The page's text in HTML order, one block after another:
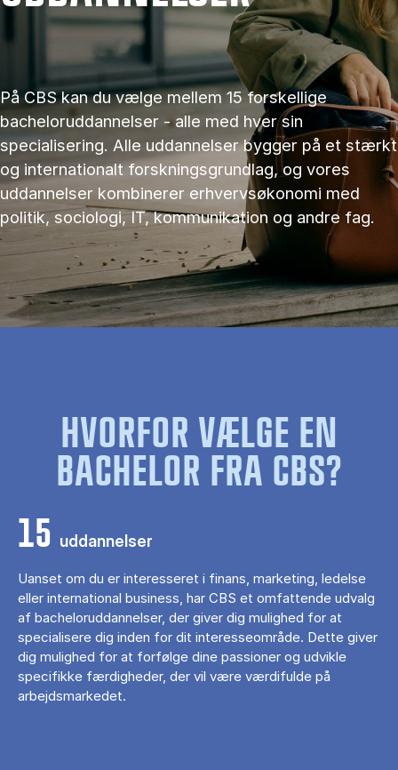
På CBS kan du vælge mellem 15 forskellige
bacheloruddannelser - alle med hver sin
specialisering. Alle uddannelser bygger på et stærkt
og internationalt forskningsgrundlag, og vores
uddannelser kombinerer erhvervsøkonomi med
politik, sociologi, IT, kommunikation og andre fag.
HVORFOR VÆLGE EN
BACHELOR FRA CBS?
15 uddannelser
Uanset om du er interesseret i finans, marketing, ledelse
eller international business, har CBS et omfattende udvalg
af bacheloruddannelser, der giver dig mulighed for at
specialisere dig inden for dit interesseområde. Dette giver
dig mulighed for at forfølge dine passioner og udvikle
specifikke færdigheder, der vil være værdifulde på
arbejdsmarkedet.